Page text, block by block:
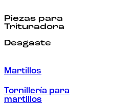
Piezas para
Trituradora
Desgaste
Martillos
Tornillería para
martillos